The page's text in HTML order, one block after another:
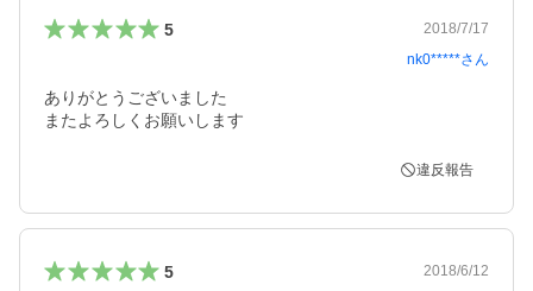
5
2018/7/17
nk0*****さん
ありがとうございました
またよろしくお願いします
違反報告
5
2018/6/12